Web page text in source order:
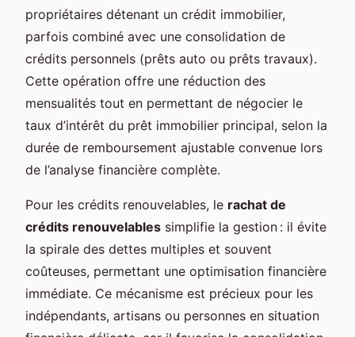
propriétaires détenant un crédit immobilier,
parfois combiné avec une consolidation de
crédits personnels (prêts auto ou prêts travaux).
Cette opération offre une réduction des
mensualités tout en permettant de négocier le
taux d’intérêt du prêt immobilier principal, selon la
durée de remboursement ajustable convenue lors
de l’analyse financière complète.
Pour les crédits renouvelables, le rachat de
crédits renouvelables simplifie la gestion : il évite
la spirale des dettes multiples et souvent
coûteuses, permettant une optimisation financière
immédiate. Ce mécanisme est précieux pour les
indépendants, artisans ou personnes en situation